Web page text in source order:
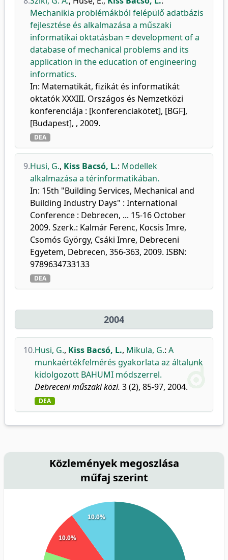
Mechanikia problémákból felépülő adatbázis
fejlesztése és alkalmazása a műszaki
informatikai oktatásban = development of a
database of mechanical problems and its
application in the education of engineering
informatics.
In: Matematikát, fizikát és informatikát
oktatók XXXIII. Országos és Nemzetközi
konferenciája : [konferenciakötet], [BGF],
[Budapest], , 2009.
DEA
9.Husi, G., Kiss Bacsó, L.: Modellek
alkalmazása a térinformatikában.
In: 15th "Building Services, Mechanical and
Building Industry Days" : International
Conference : Debrecen, ... 15-16 October
2009. Szerk.: Kalmár Ferenc, Kocsis Imre,
Csomós György, Csáki Imre, Debreceni
Egyetem, Debrecen, 356-363, 2009. ISBN:
9789634733133
DEA
2004
10.Husi, G., Kiss Bacsó, L., Mikula, G.: A
munkaértékfelmérés gyakorlata az általunk
kidolgozott BAHUMI módszerrel.
Debreceni műszaki közl. 3 (2), 85-97, 2004.
DEA
Közlemények megoszlása
műfaj szerint
10.0%
10.0%